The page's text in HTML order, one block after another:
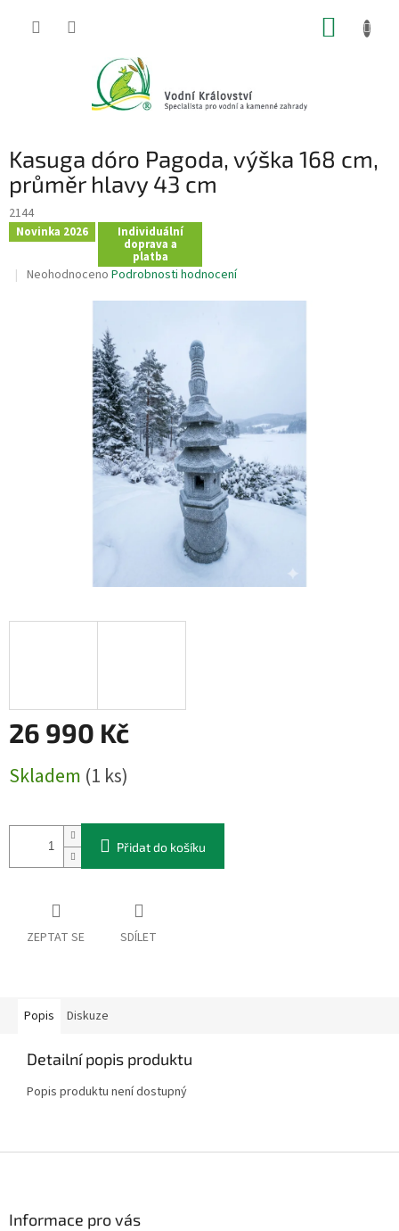
Kasuga dóro Pagoda, výška 168 cm,
průměr hlavy 43 cm
2144
Novinka 2026 Individuální
doprava a
platba
Průměrné
Neohodnoceno Podrobnosti hodnocení
26 990 Kč
cena:
Skladem (1 ks)
Přidat do košíku
ZEPTAT SE SDÍLET
Popis Diskuze
Detailní popis produktu
Popis produktu není dostupný
Informace pro vás